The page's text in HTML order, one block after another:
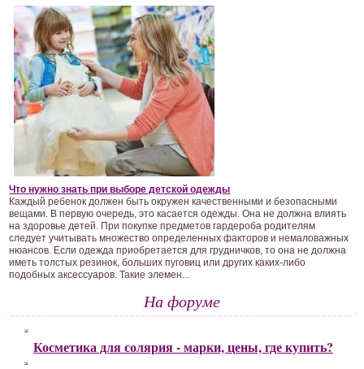
Что нужно знать при выборе детской одежды
Каждый ребенок должен быть окружен качественными и безопасными
вещами. В первую очередь, это касается одежды. Она не должна влиять
на здоровье детей. При покупке предметов гардероба родителям
следует учитывать множество определенных факторов и немаловажных
нюансов. Если одежда приобретается для грудничков, то она не должна
иметь толстых резинок, больших пуговиц или других каких-либо
подобных аксессуаров. Такие элемен...
На форуме
Косметика для солярия - марки, цены, где купить?